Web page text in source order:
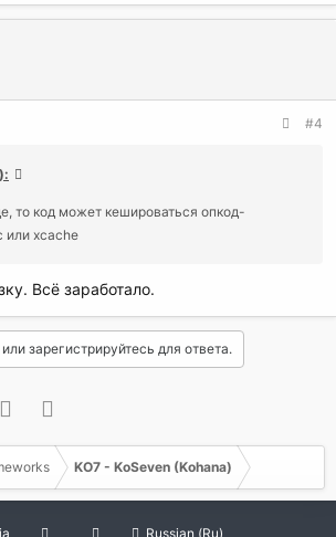
#4
то код может кешироваться опкод-
или xcache
Всё заработало.
зарегистрируйтесь для ответа.
Twitter
KO7 - KoSeven (Kohana)
Russian (Ru)